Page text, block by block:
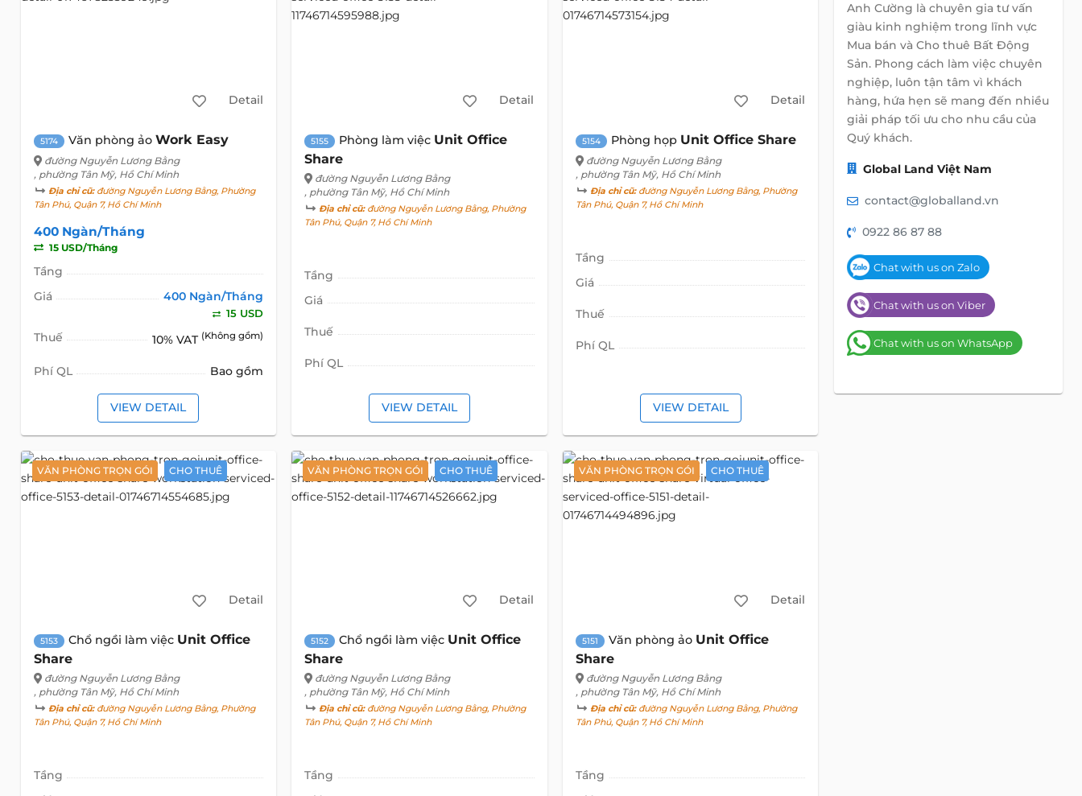
Detail
5174 Văn phòng ảo Work Easy
đường Nguyễn Lương Bằng
, phường Tân Mỹ, Hồ Chí Minh
Địa chỉ cũ:đường Nguyễn Lương Bằng, Phường
Tân Phú, Quận 7, Hồ Chí Minh
400 Ngàn/Tháng
15 USD/Tháng
Tầng
Giá
400 Ngàn/Tháng
15 USD
Thuế 10% VAT (Không gồm)
Phí QL Bao gồm
VIEW DETAIL
Detail
5155 Phòng làm việc Unit Office
Share
đường Nguyễn Lương Bằng
, phường Tân Mỹ, Hồ Chí Minh
Địa chỉ cũ:đường Nguyễn Lương Bằng, Phường
Tân Phú, Quận 7, Hồ Chí Minh
Tầng
Giá
Thuế
Phí QL
VIEW DETAIL
Detail
5154 Phòng họp Unit Office Share
đường Nguyễn Lương Bằng
, phường Tân Mỹ, Hồ Chí Minh
Địa chỉ cũ:đường Nguyễn Lương Bằng, Phường
Tân Phú, Quận 7, Hồ Chí Minh
Tầng
Giá
Thuế
Phí QL
VIEW DETAIL
VĂN PHÒNG TRỌN GÓI CHO THUÊ
Detail
5153 Chổ ngồi làm việc Unit Office
Share
đường Nguyễn Lương Bằng
, phường Tân Mỹ, Hồ Chí Minh
Địa chỉ cũ:đường Nguyễn Lương Bằng, Phường
Tân Phú, Quận 7, Hồ Chí Minh
Tầng
VĂN PHÒNG TRỌN GÓI CHO THUÊ
Detail
5152 Chổ ngồi làm việc Unit Office
Share
đường Nguyễn Lương Bằng
, phường Tân Mỹ, Hồ Chí Minh
Địa chỉ cũ:đường Nguyễn Lương Bằng, Phường
Tân Phú, Quận 7, Hồ Chí Minh
Tầng
VĂN PHÒNG TRỌN GÓI CHO THUÊ
Detail
5151 Văn phòng ảo Unit Office
Share
đường Nguyễn Lương Bằng
, phường Tân Mỹ, Hồ Chí Minh
Địa chỉ cũ:đường Nguyễn Lương Bằng, Phường
Tân Phú, Quận 7, Hồ Chí Minh
Tầng
Anh Cường là chuyên gia tư vấn
giàu kinh nghiệm trong lĩnh vực
Mua bán và Cho thuê Bất Động
Sản. Phong cách làm việc chuyên
nghiệp, luôn tận tâm vì khách
hàng, hứa hẹn sẽ mang đến nhiều
giải pháp tối ưu cho nhu cầu của
Quý khách.
Global Land Việt Nam
contact@globalland.vn
0922 86 87 88
Chat with us on Zalo
Chat with us on Viber
Chat with us on WhatsApp